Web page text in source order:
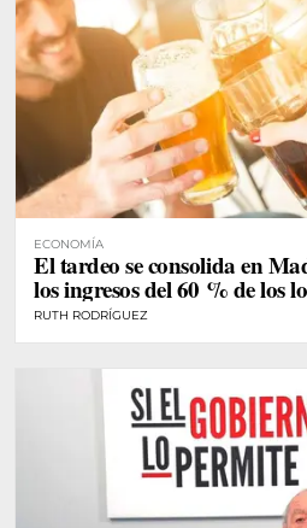
ECONOMÍA
El tardeo se consolida en
los ingresos del 60 % de los
RUTH RODRÍGUEZ